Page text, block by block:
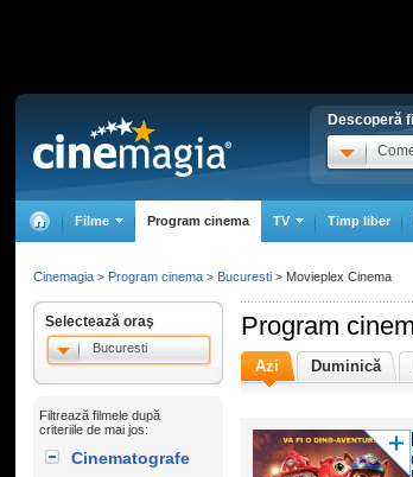
Descoperă
Filme Program cinema TV Timp liber
Program
Azi Duminică
Selectează oraş
Bucuresti
Filtrează filmele după
criteriile de mai jos:
Cinematografe
Cinemagia > Program cinema > Bucuresti > Movieplex Cinema